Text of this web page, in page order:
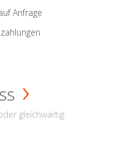
Anfrage
gleichwärtig